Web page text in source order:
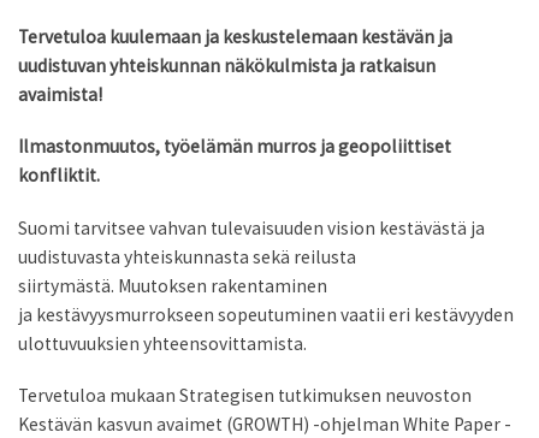
Tervetuloa kuulemaan ja keskustelemaan kestävän ja
uudistuvan yhteiskunnan näkökulmista ja ratkaisun
avaimista!
Ilmastonmuutos, työelämän murros ja geopoliittiset
konfliktit.
Suomi tarvitsee vahvan tulevaisuuden vision kestävästä ja
uudistuvasta yhteiskunnasta sekä reilusta
siirtymästä. Muutoksen rakentaminen
ja kestävyysmurrokseen sopeutuminen vaatii eri kestävyyden
ulottuvuuksien yhteensovittamista.
Tervetuloa mukaan Strategisen tutkimuksen neuvoston
Kestävän kasvun avaimet (GROWTH) -ohjelman White Paper -